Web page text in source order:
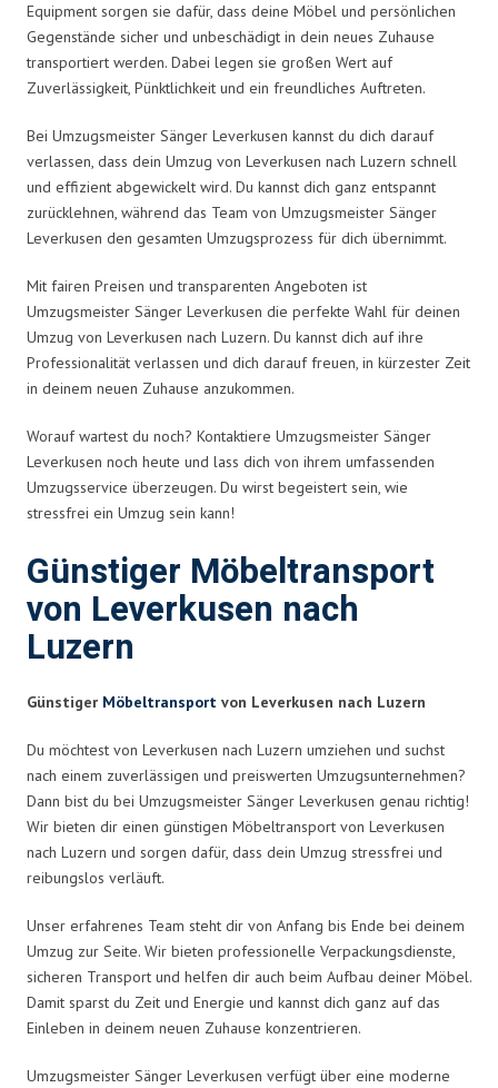
Equipment sorgen sie dafür, dass deine Möbel und persönlichen
Gegenstände sicher und unbeschädigt in dein neues Zuhause
transportiert werden. Dabei legen sie großen Wert auf
Zuverlässigkeit, Pünktlichkeit und ein freundliches Auftreten.
Bei Umzugsmeister Sänger Leverkusen kannst du dich darauf
verlassen, dass dein Umzug von Leverkusen nach Luzern schnell
und effizient abgewickelt wird. Du kannst dich ganz entspannt
zurücklehnen, während das Team von Umzugsmeister Sänger
Leverkusen den gesamten Umzugsprozess für dich übernimmt.
Mit fairen Preisen und transparenten Angeboten ist
Umzugsmeister Sänger Leverkusen die perfekte Wahl für deinen
Umzug von Leverkusen nach Luzern. Du kannst dich auf ihre
Professionalität verlassen und dich darauf freuen, in kürzester Zeit
in deinem neuen Zuhause anzukommen.
Worauf wartest du noch? Kontaktiere Umzugsmeister Sänger
Leverkusen noch heute und lass dich von ihrem umfassenden
Umzugsservice überzeugen. Du wirst begeistert sein, wie
stressfrei ein Umzug sein kann!
Günstiger Möbeltransport
von Leverkusen nach
Luzern
Günstiger Möbeltransport von Leverkusen nach Luzern
Du möchtest von Leverkusen nach Luzern umziehen und suchst
nach einem zuverlässigen und preiswerten Umzugsunternehmen?
Dann bist du bei Umzugsmeister Sänger Leverkusen genau richtig!
Wir bieten dir einen günstigen Möbeltransport von Leverkusen
nach Luzern und sorgen dafür, dass dein Umzug stressfrei und
reibungslos verläuft.
Unser erfahrenes Team steht dir von Anfang bis Ende bei deinem
Umzug zur Seite. Wir bieten professionelle Verpackungsdienste,
sicheren Transport und helfen dir auch beim Aufbau deiner Möbel.
Damit sparst du Zeit und Energie und kannst dich ganz auf das
Einleben in deinem neuen Zuhause konzentrieren.
Umzugsmeister Sänger Leverkusen verfügt über eine moderne